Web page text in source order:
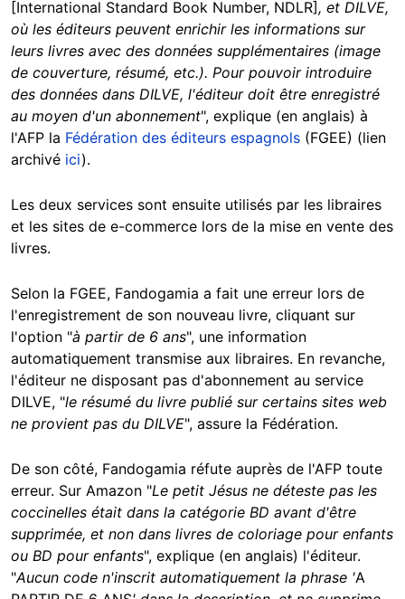
[International Standard Book Number, NDLR] , et DILVE,
où les éditeurs peuvent enrichir les informations sur
leurs livres avec des données supplémentaires (image
de couverture, résumé, etc.). Pour pouvoir introduire
des données dans DILVE, l'éditeur doit être enregistré
au moyen d'un abonnement", explique (en anglais) à
l'AFP la Fédération des éditeurs espagnols (FGEE) (lien
archivé ici).
Les deux services sont ensuite utilisés par les libraires
et les sites de e-commerce lors de la mise en vente des
livres.
Selon la FGEE, Fandogamia a fait une erreur lors de
l'enregistrement de son nouveau livre, cliquant sur
l'option "à partir de 6 ans", une information
automatiquement transmise aux libraires. En revanche,
l'éditeur ne disposant pas d'abonnement au service
DILVE, "le résumé du livre publié sur certains sites web
ne provient pas du DILVE", assure la Fédération.
De son côté, Fandogamia réfute auprès de l'AFP toute
erreur. Sur Amazon "Le petit Jésus ne déteste pas les
coccinelles était dans la catégorie BD avant d'être
supprimée, et non dans livres de coloriage pour enfants
ou BD pour enfants", explique (en anglais) l'éditeur.
"Aucun code n'inscrit automatiquement la phrase 'A